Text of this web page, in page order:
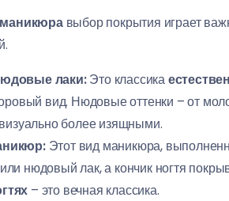
выбор покрытия играет
лаки:Это классика
вид. Нюдовые оттенки – от
более изящными.
Этот вид маникюра,
нюдовый лак, а кончик ногтя
– это вечная классика.